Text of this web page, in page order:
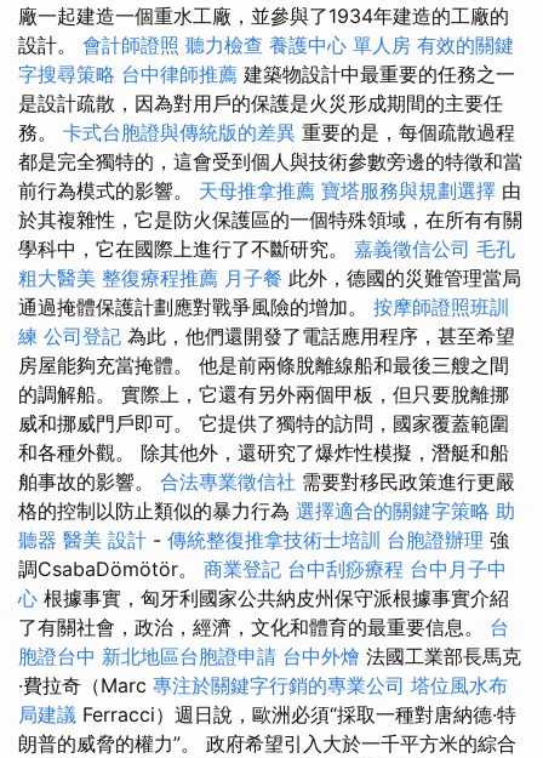
廠一起建造一個重水工廠，並參與了1934年建造的工廠的
設計。 會計師證照 聽力檢查 養護中心 單人房 有效的關鍵
字搜尋策略 台中律師推薦 建築物設計中最重要的任務之一
是設計疏散，因為對用戶的保護是火災形成期間的主要任
務。 卡式台胞證與傳統版的差異 重要的是，每個疏散過程
都是完全獨特的，這會受到個人與技術參數旁邊的特徵和當
前行為模式的影響。 天母推拿推薦 寶塔服務與規劃選擇 由
於其複雜性，它是防火保護區的一個特殊領域，在所有有關
學科中，它在國際上進行了不斷研究。 嘉義徵信公司 毛孔
粗大醫美 整復療程推薦 月子餐 此外，德國的災難管理當局
通過掩體保護計劃應對戰爭風險的增加。 按摩師證照班訓
練 公司登記 為此，他們還開發了電話應用程序，甚至希望
房屋能夠充當掩體。 他是前兩條脫離線船和最後三艘之間
的調解船。 實際上，它還有另外兩個甲板，但只要脫離挪
威和挪威門戶即可。 它提供了獨特的訪問，國家覆蓋範圍
和各種外觀。 除其他外，還研究了爆炸性模擬，潛艇和船
舶事故的影響。 合法專業徵信社 需要對移民政策進行更嚴
格的控制以防止類似的暴力行為 選擇適合的關鍵字策略 助
聽器 醫美 設計 - 傳統整復推拿技術士培訓 台胞證辦理 強
調CsabaDömötör。 商業登記 台中刮痧療程 台中月子中
心 根據事實，匈牙利國家公共納皮州保守派根據事實介紹
了有關社會，政治，經濟，文化和體育的最重要信息。 台
胞證台中 新北地區台胞證申請 台中外燴 法國工業部長馬克
·費拉奇（Marc 專注於關鍵字行銷的專業公司 塔位風水布
局建議 Ferracci）週日說，歐洲必須“採取一種對唐納德·特
朗普的威脅的權力”。 政府希望引入大於一千平方米的綜合